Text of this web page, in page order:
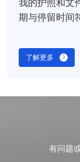
我的护照和文
期与停留时间
了解更多
有问题